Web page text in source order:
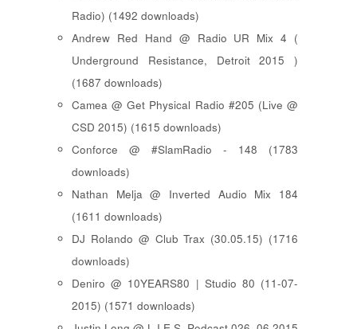
Radio) (1492 downloads)
Andrew Red Hand @ Radio UR Mix 4 (
Underground Resistance, Detroit 2015 )
(1687 downloads)
Camea @ Get Physical Radio #205 (Live @
CSD 2015) (1615 downloads)
Conforce @ #SlamRadio - 148 (1783
downloads)
Nathan Melja @ Inverted Audio Mix 184
(1611 downloads)
DJ Rolando @ Club Trax (30.05.15) (1716
downloads)
Deniro @ 10YEARS80 | Studio 80 (11-07-
2015) (1571 downloads)